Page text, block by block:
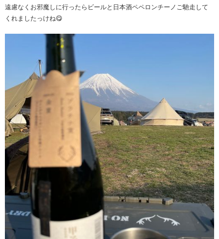
遠慮なくお邪魔しに行ったらビールと日本酒ペペロンチーノご馳走して
くれましたっけね😋